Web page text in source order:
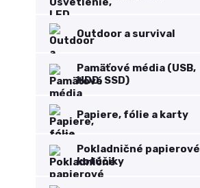
Outdoor a survival
Pamäťové média (USB,
HDD, SSD)
Papiere, fólie a karty
Pokladničné papierové
kotúčiky